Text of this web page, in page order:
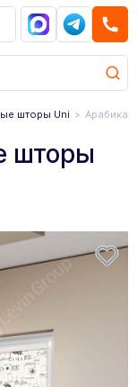
шторы Uni Арабика
шторы